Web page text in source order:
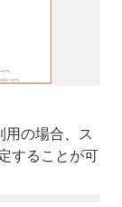
の場合、ス
することが可